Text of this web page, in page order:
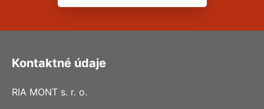
Kontaktné údaje
RIA MONT s. r. o.